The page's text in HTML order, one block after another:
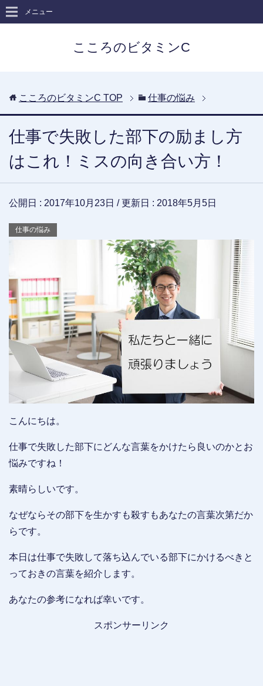
こころのビタミンC
メニュー
こころのビタミンC TOP 仕事の悩み
仕事で失敗した部下の励まし方
はこれ！ミスの向き合い方！
公開日 : 2017年10月23日 / 更新日 : 2018年5月5日
仕事の悩み
こんにちは。
仕事で失敗した部下にどんな言葉をかけたら良いのかとお
悩みですね！
素晴らしいです。
なぜならその部下を生かすも殺すもあなたの言葉次第だか
らです。
本日は仕事で失敗して落ち込んでいる部下にかけるべきと
っておきの言葉を紹介します。
あなたの参考になれば幸いです。
スポンサーリンク